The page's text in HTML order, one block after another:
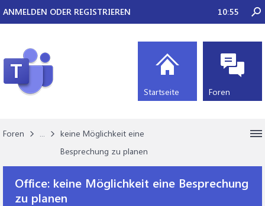
Foren ...
keine Möglichkeit eine
Besprechung zu planen
Office: keine Möglichkeit eine Besprechung
zu planen
ANMELDEN ODER REGISTRIEREN 10:55
Startseite Foren